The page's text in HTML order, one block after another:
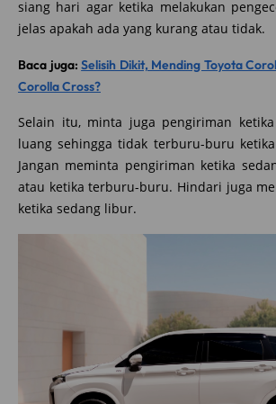
siang hari agar ketika melakukan
jelas apakah ada yang kurang atau tidak.
Baca juga:Selisih Dikit, Mending Toyota
Corolla Cross?
Selain itu, minta juga pengiriman
luang sehingga tidak terburu-buru
Jangan meminta pengiriman ketika
atau ketika terburu-buru. Hindari juga
ketika sedang libur.